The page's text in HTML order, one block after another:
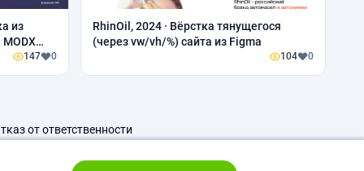
из
147 0
RhinOil, 2024 · Вёрстка тянущегося
(через vw/vh/%) сайта из Figma
104 0
от ответственности